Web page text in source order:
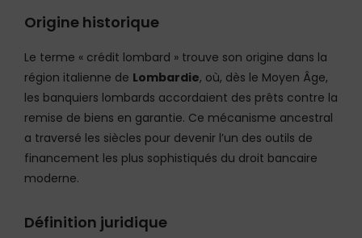
Origine historique
Le terme « crédit lombard » trouve son origine dans la
région italienne de Lombardie, où, dès le Moyen Âge,
les banquiers lombards accordaient des prêts contre la
remise de biens en garantie. Ce mécanisme ancestral
a traversé les siècles pour devenir l’un des outils de
financement les plus sophistiqués du droit bancaire
moderne.
Définition juridique